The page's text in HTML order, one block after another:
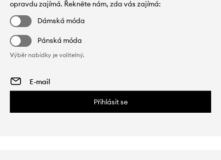
opravdu zajímá. Řekněte nám, zda vás zajímá:
Dámská móda
Pánská móda
Výběr nabídky je volitelný.
Přihlásit se